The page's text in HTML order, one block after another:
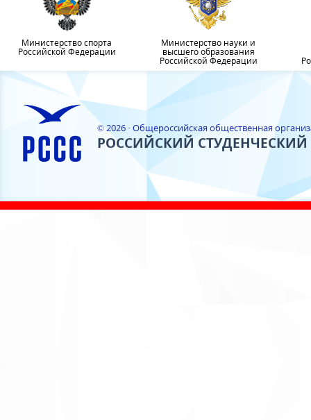
Министерство спорта
Российской Федерации
Министерство науки и
высшего образования
Российской Федерации
© 2026 · Общероссийская общественная
РОССИЙСКИЙ